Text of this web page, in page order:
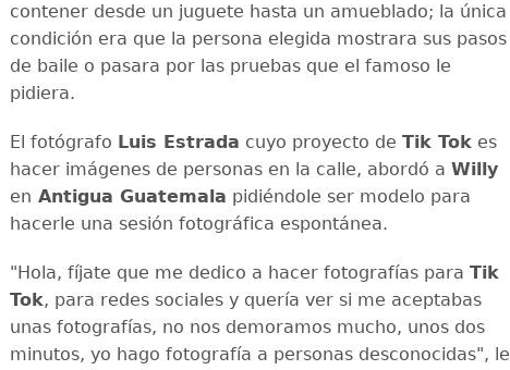
contener desde un juguete hasta un amueblado; la única
condición era que la persona elegida mostrara sus pasos
de baile o pasara por las pruebas que el famoso le
pidiera.
El fotógrafo Luis Estrada cuyo proyecto de Tik Tok es
hacer imágenes de personas en la calle, abordó a Willy
en Antigua Guatemala pidiéndole ser modelo para
hacerle una sesión fotográfica espontánea.
"Hola, fíjate que me dedico a hacer fotografías para Tik
Tok, para redes sociales y quería ver si me aceptabas
unas fotografías, no nos demoramos mucho, unos dos
minutos, yo hago fotografía a personas desconocidas", le